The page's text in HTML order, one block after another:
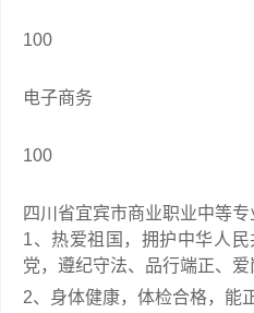
100
电子商务
100
四川省宜宾市商业职业中等
1、热爱祖国，拥护中华人
党，遵纪守法、品行端正、爱
2、身体健康，体检合格，能